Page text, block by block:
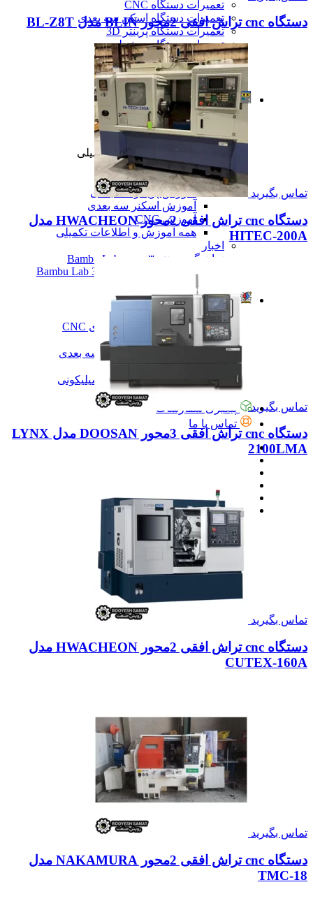
تعمیرات دستگاه CNC
تعمیرات دستگاه اسکن سه بعدی
تعمیرات دستگاه پرینتر 3D
تعمیرات دستگاه برش لیزر
تعمیرات دستگاه تراشکاری
تعمیرات دستگاه فرزکاری
همه تعمیرات
مقالات
مقالات
مقایسه دستگاه های صنعتی
آموزش و اطلاعات تکمیلی
آموزش و اطلاعات تکمیلی
آموزش فرزکاری
آموزش تراشکاری
آموزش پرینتر سه بعدی
آموزش اسکنر سه بعدی
آموزش CNC
همه آموزش و اطلاعات تکمیلی
اخبار
نمایندگی پرینتر ۳ بعدی Bambu Lab
Bambu Lab 3D Printer Official Distributor
همه مقالات
آموزش
آموزش
آموزش نرم‌افزار G-code برای CNC
آموزش نرم‌افزار سالیدورک
آموزش جامع ساخت پرینتر سه بعدی
آموزش کامل ساخت قالب سیلیکونی
همه آموزش
پیگیری سفارشات
تماس با ما
دستگاه cnc تراش افقی 2محور BLIN مدل BL-Z8T
تماس بگیرید
دستگاه cnc تراش افقی 2محور HWACHEON مدل
HITEC-200A
تماس بگیرید
دستگاه cnc تراش افقی 3محور DOOSAN مدل LYNX
2100LMA
تماس بگیرید
دستگاه cnc تراش افقی 2محور HWACHEON مدل
CUTEX-160A
تماس بگیرید
دستگاه cnc تراش افقی 2محور NAKAMURA مدل
TMC-18